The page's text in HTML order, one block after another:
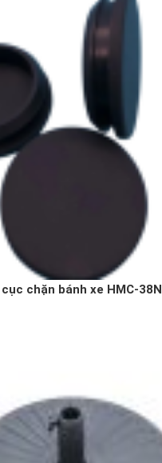
chặn bánh xe HMC-38N